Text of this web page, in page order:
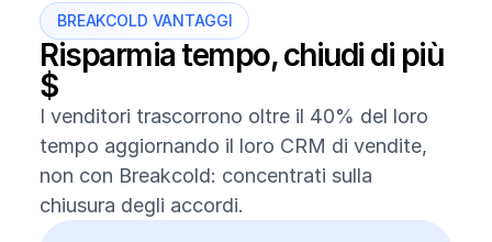
BREAKCOLD VANTAGGI
Risparmia tempo, chiudi di più
$
I venditori trascorrono oltre il 40% del loro
tempo aggiornando il loro CRM di vendite,
non con Breakcold: concentrati sulla
chiusura degli accordi.